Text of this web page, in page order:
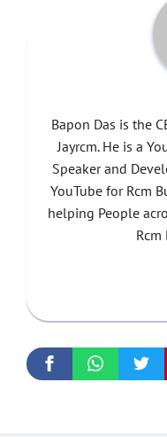
Bapon Das is the
Jayrcm. He is a
Speaker and
YouTube for Rcm
helping People
Rcm